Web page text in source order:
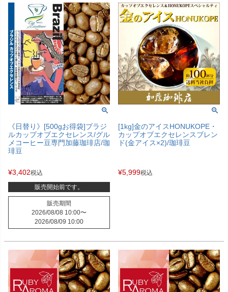
《日替り》[500gお得袋]ブラジ
ルカップオブエクセレンス/グル
メコーヒー豆専門加藤珈琲店/珈
琲豆
¥3,402税込
販売開始前です。
販売期間
2026/08/08 10:00〜
2026/08/09 10:00
[1kg]金のアイスHONUKOPE・
カップオブエクセレンスブレン
ド(金アイス×2)/珈琲豆
¥5,999税込